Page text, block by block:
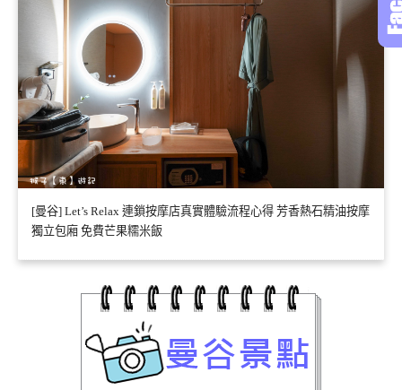
[曼谷] Let’s Relax 連鎖按摩店真實體驗流程心得 芳香熱石精油按摩
獨立包廂 免費芒果糯米飯